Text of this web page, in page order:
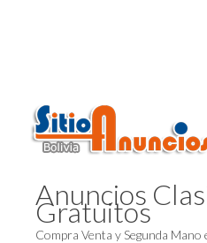
Anuncios
Gratuitos
Compra Venta y Segunda